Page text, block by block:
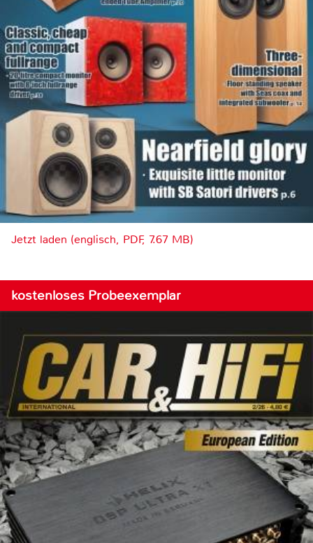
Jetzt laden (englisch, PDF, 7.67 MB)
kostenloses Probeexemplar